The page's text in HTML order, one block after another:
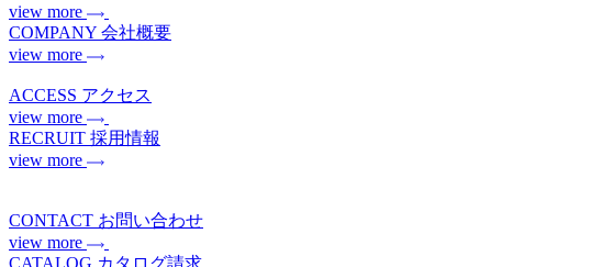
view more
COMPANY 会社概要
view more
ACCESS アクセス
view more
RECRUIT 採用情報
view more
CONTACT お問い合わせ
view more